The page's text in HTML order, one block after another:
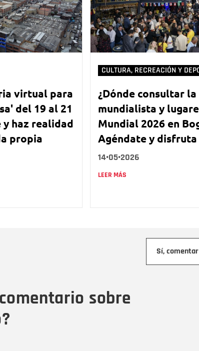
virtual para
del 19 al 21
haz realidad
propia
CULTURA, RECREACIÓN Y
¿Dónde consultar
mundialista y
Mundial 2026 en
Agéndate y
14•05•2026
LEER MÁS
sobre
Sí,